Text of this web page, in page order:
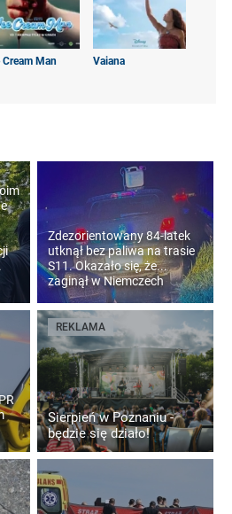
Cream Man Vaiana
Zdezorientowany 84-latek
utknął bez paliwa na trasie
S11. Okazało się, że...
zaginął w Niemczech
REKLAMA
Sierpień w Poznaniu -
będzie się działo!